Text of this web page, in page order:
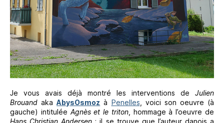
Je vous avais déjà montré les interventions de Julien
Brouand akaAbysOsmoz à Penelles , voici son oeuvre (à
gauche) intitulée Agnès et le triton, hommage à l’oeuvre de